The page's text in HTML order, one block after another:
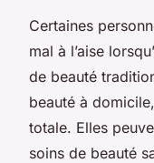
Certaines
mal à l’aise
de beauté
beauté à
totale. Elles
soins de beauté